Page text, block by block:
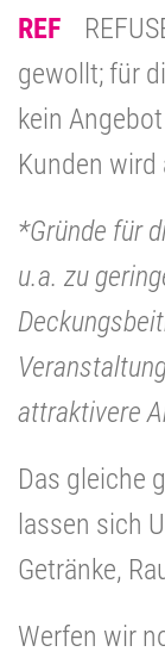
REF
gewollt; für
kein
Kunden
*Gründe für
u.a. zu
attraktivere
Das gleiche
lassen sich
Getränke,
Werfen wir